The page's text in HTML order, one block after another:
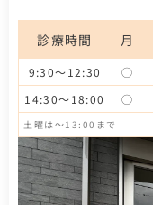
診療時間 月
9:30～12:30 ◯
14:30～18:00
◯
土曜は～13:00まで